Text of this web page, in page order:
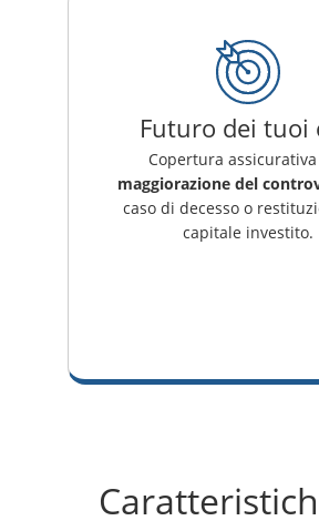
Futuro dei tuoi
Copertura
maggiorazione del
caso di decesso o
capitale investito.